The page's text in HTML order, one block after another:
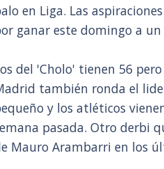
en Liga. Las
ganar este domingo a
del 'Cholo' tienen 56
también ronda el
y los atléticos
pasada. Otro derbi
Mauro Arambarri en los